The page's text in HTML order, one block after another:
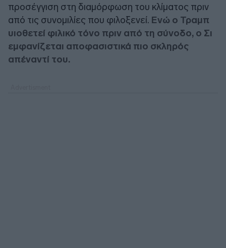
προσέγγιση στη διαμόρφωση του κλίματος πριν
από τις συνομιλίες που φιλοξενεί. Ενώ ο Τραμπ
υιοθετεί φιλικό τόνο πριν από τη σύνοδο, ο Σι
εμφανίζεται αποφασιστικά πιο σκληρός
απέναντί του.